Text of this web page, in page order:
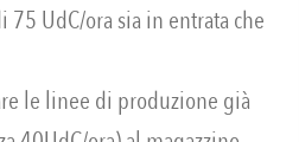
UdC/ora sia in entrata che
le linee di produzione già